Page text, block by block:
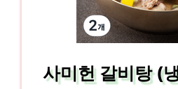
사미헌 갈비탕 (